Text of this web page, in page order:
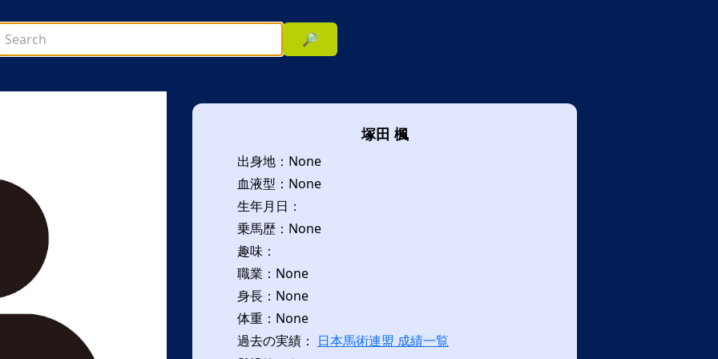
🔎
塚田 楓
出身地：None
血液型：None
生年月日：
乗馬歴：None
趣味：
職業：None
身長：None
体重：None
過去の実績： 日本馬術連盟 成績一覧